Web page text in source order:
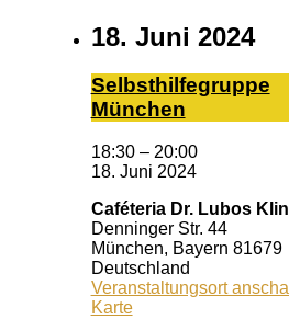
18. Juni 2024
Selbst­hil­fe­grup­pe
Mün­chen
18:30 – 20:00
18. Juni 2024
Caféteria Dr. Lubos
Denninger Str. 44
München, Bayern 81679
Deutschland
Veranstaltungsort
KarteCaféteria